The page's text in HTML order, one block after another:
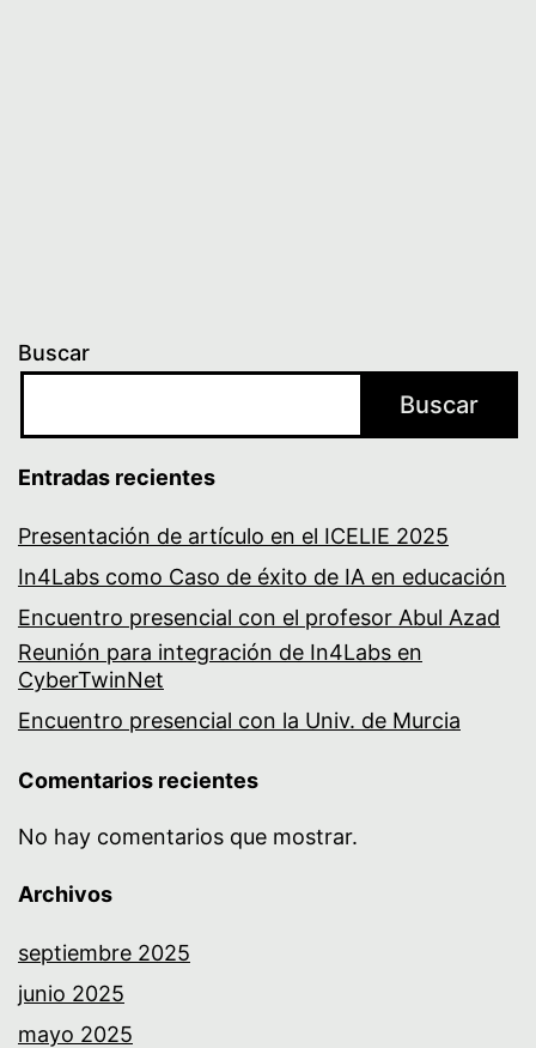
Buscar
Buscar
Entradas recientes
Presentación de artículo en el ICELIE 2025
In4Labs como Caso de éxito de IA en educación
Encuentro presencial con el profesor Abul Azad
Reunión para integración de In4Labs en
CyberTwinNet
Encuentro presencial con la Univ. de Murcia
Comentarios recientes
No hay comentarios que mostrar.
Archivos
septiembre 2025
junio 2025
mayo 2025